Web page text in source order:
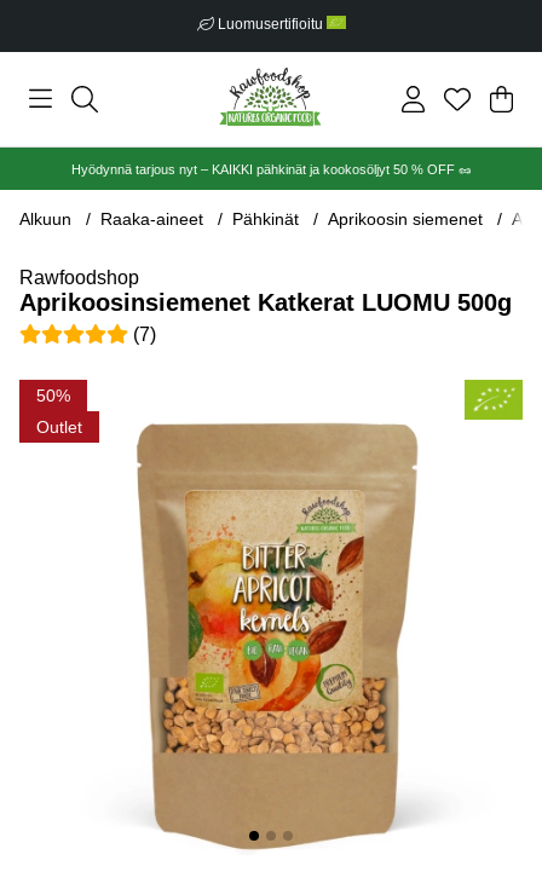
Luomusertifioitu
.
Hyödynnä tarjous nyt – KAIKKI pähkinät ja kookosöljyt 50 % OFF 🥜
Alkuun Raaka-aineet Pähkinät Aprikoosin siemenet
Rawfoodshop
Aprikoosinsiemenet Katkerat LUOMU 500g
Keskiarvoluokitus 5 / 5 Arvioiden määrä 7
(7)
50
Outlet
Tuotekuvat Aprikoosinsiemenet Katkerat LUOMU 500g